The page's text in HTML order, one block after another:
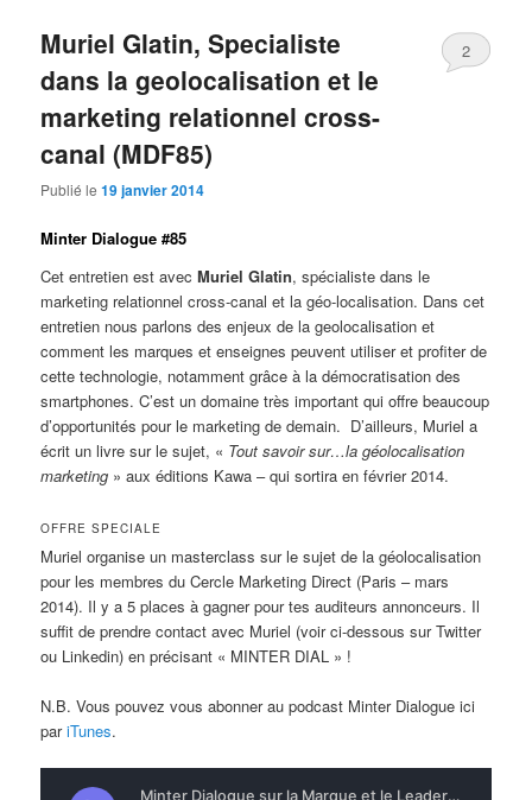
Muriel Glatin, Specialiste
dans la geolocalisation et le
marketing relationnel cross-
canal (MDF85)
Publié le19 janvier 2014
2
Minter Dialogue #85
Cet entretien est avecMuriel Glatin, spécialiste dans le
marketing relationnel cross-canal et la géo-localisation. Dans cet
entretien nous parlons des enjeux de la geolocalisation et
comment les marques et enseignes peuvent utiliser et profiter de
cette technologie, notamment grâce à la démocratisation des
smartphones. C’est un domaine très important qui offre beaucoup
d’opportunités pour le marketing de demain. D’ailleurs, Muriel a
écrit un livre sur le sujet, « Tout savoir sur…la géolocalisation
marketing » aux éditions Kawa – qui sortira en février 2014.
OFFRE SPECIALE
Muriel organise un masterclass sur le sujet de la géolocalisation
pour les membres du Cercle Marketing Direct (Paris – mars
2014). Il y a 5 places à gagner pour tes auditeurs annonceurs. Il
suffit de prendre contact avec Muriel (voir ci-dessous sur Twitter
ou Linkedin) en précisant « MINTER DIAL » !
N.B. Vous pouvez vous abonner au podcast Minter Dialogue ici
pariTunes.